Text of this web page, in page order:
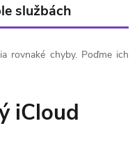
službách
rovnaké chyby. Poďme ich
iCloud